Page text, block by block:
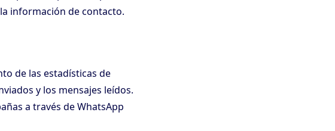
información de contacto.
de las estadísticas de
y los mensajes leídos.
a través de WhatsApp